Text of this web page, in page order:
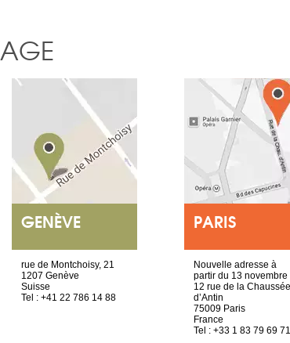
GENÈVE
rue de Montchoisy, 21
1207 Genève
Suisse
Tel : +41 22 786 14 88
PARIS
Nouvelle adresse à
partir du 13 novembre
12 rue de la Chaussée
d’Antin
75009 Paris
France
Tel : +33 1 83 79 69 71